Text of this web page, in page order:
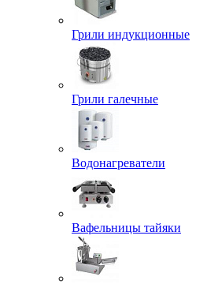
Грили индукционные
Грили галечные
Водонагреватели
Вафельницы тайяки